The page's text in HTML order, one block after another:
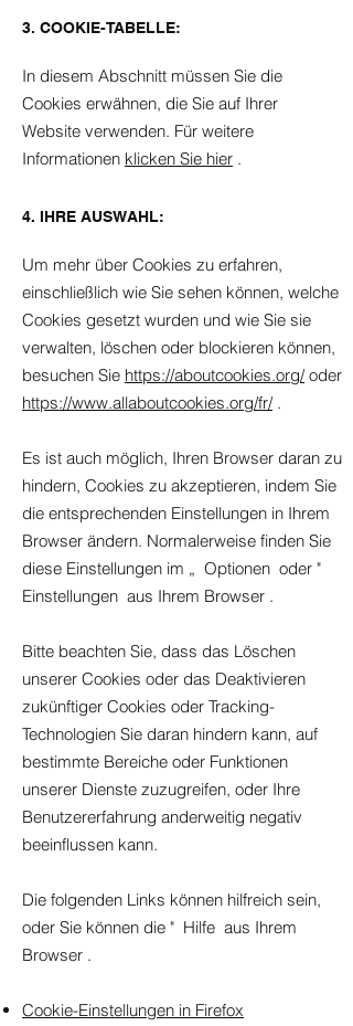
3. COOKIE-TABELLE:
In diesem Abschnitt müssen Sie die
Cookies erwähnen, die Sie auf Ihrer
Website verwenden. Für weitere
Informationen klicken Sie hier .
4. IHRE AUSWAHL:
Um mehr über Cookies zu erfahren,
einschließlich wie Sie sehen können, welche
Cookies gesetzt wurden und wie Sie sie
verwalten, löschen oder blockieren können,
besuchen Sie https://aboutcookies.org/oder
https://www.allaboutcookies.org/fr/.
Es ist auch möglich, Ihren Browser daran zu
hindern, Cookies zu akzeptieren, indem Sie
die entsprechenden Einstellungen in Ihrem
Browser ändern. Normalerweise finden Sie
diese Einstellungen im „ Optionen oder "
Einstellungen aus Ihrem Browser .
Bitte beachten Sie, dass das Löschen
unserer Cookies oder das Deaktivieren
zukünftiger Cookies oder Tracking-
Technologien Sie daran hindern kann, auf
bestimmte Bereiche oder Funktionen
unserer Dienste zuzugreifen, oder Ihre
Benutzererfahrung anderweitig negativ
beeinflussen kann.
Die folgenden Links können hilfreich sein,
oder Sie können die " Hilfe aus Ihrem
Browser .
Cookie-Einstellungen in Firefox